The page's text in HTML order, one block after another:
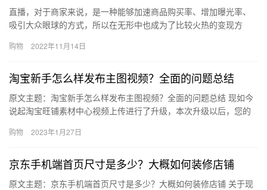
直播，对于商家来说，是一种能够加速商品购买率、增加曝光率、
吸引大众眼球的方式，所以在无形中也成为了比较火热的变现方
直播…
购物 2022年11月14日
淘宝新手怎么样发布主图视频？全面的问题总结
原文主题：淘宝新手怎么样发布主图视频？全面的问题总结 现如今
说起淘宝旺铺素材中心视频上传进行了升级，本次升级以后，您的
标题…
购物 2023年1月27日
京东手机端首页尺寸是多少？大概如何装修店铺
原文主题：京东手机端首页尺寸是多少？大概如何装修店铺 关于现